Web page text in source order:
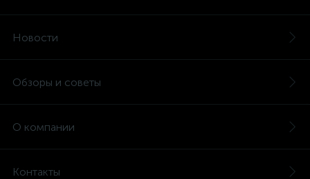
Новости
Обзоры и советы
О компании
Контакты